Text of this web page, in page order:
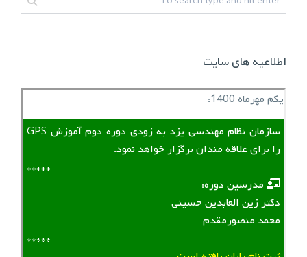
اطلاعیه های سایت
یکم مهرماه 1400:
سازمان نظام مهندسی یزد به زودی دوره دوم آموزش GPS
را برای علاقه مندان برگزار خواهد نمود.
*****
‌ ‌ مدرسین دوره:
دکتر زین العابدین حسینی
محمد منصورمقدم
*****